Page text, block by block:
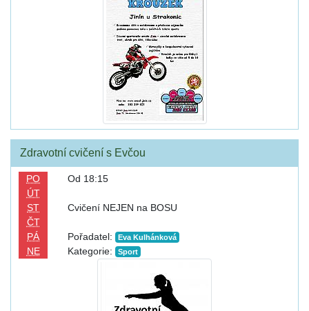
Zdravotní cvičení s Evčou
PO
ÚT
ST
ČT
PÁ
NE
Od 18:15
Cvičení NEJEN na BOSU
Pořadatel: Eva Kulhánková
Kategorie: Sport